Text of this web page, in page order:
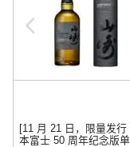
[11 月 21 日，限量发行
本富士 50 周年纪念版